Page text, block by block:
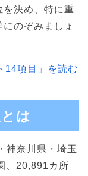
を決め、特に重
のぞみましょ
14項目」を読む
は
神奈川県・埼玉
、20,891カ所